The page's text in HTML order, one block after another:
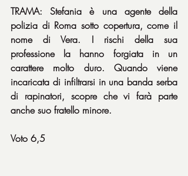
TRAMA: Stefania è una agente della
polizia di Roma sotto copertura, come il
nome di Vera. I rischi della sua
professione la hanno forgiata in un
carattere molto duro. Quando viene
incaricata di infiltrarsi in una banda serba
di rapinatori, scopre che vi farà parte
anche suo fratello minore.
Voto 6,5